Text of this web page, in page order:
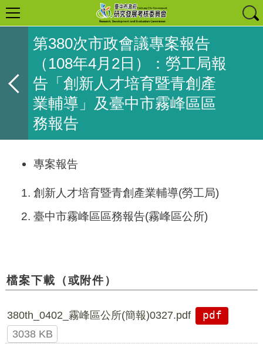
第380次市政會議專案報告
（108年4月2日）：勞工局報
告「創新人才培育暨青創產
業輔導」及臺中市霧峰區區
務報告
專案報告
創新人才培育暨青創產業輔導(勞工局)
臺中市霧峰區區務報告(霧峰區公所)
檔案下載（或附件）
380th_0402_霧峰區公所(簡報)0327.pdf
pdf
3038 KB